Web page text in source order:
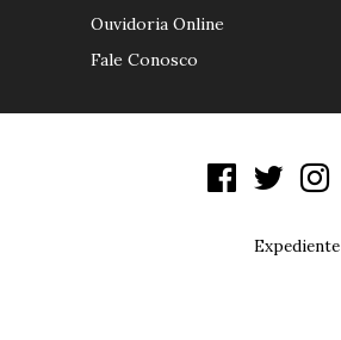
Ouvidoria Online
Fale Conosco
Expediente